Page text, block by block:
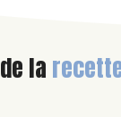
de la